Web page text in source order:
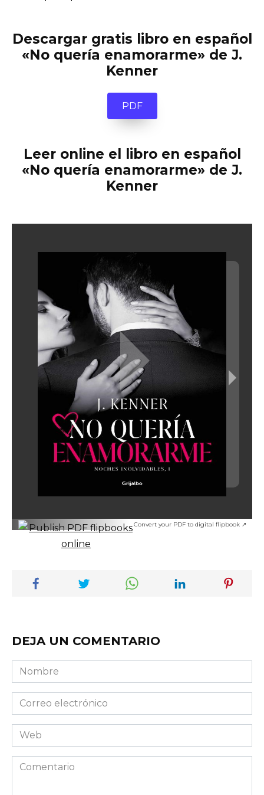
Descargar gratis libro en español
«No quería enamorarme» de J.
Kenner
PDF
Leer online el libro en español
«No quería enamorarme» de J.
Kenner
Convert your PDF to digital flipbook ↗
DEJA UN COMENTARIO
Nombre
Correo
electrónico
Web
Comentario